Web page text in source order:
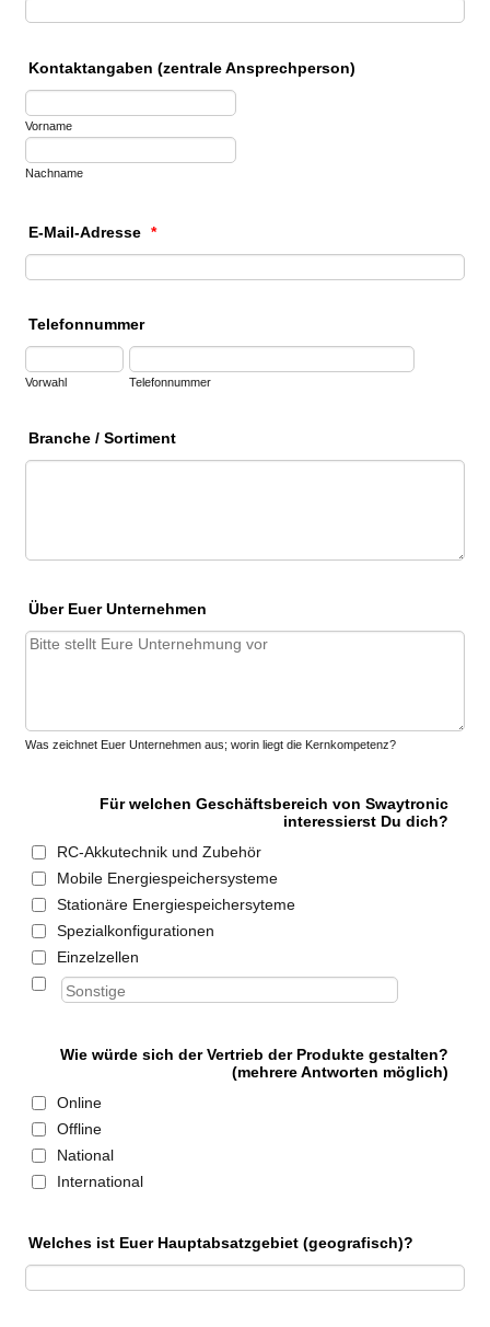
Kontaktangaben (zentrale Ansprechperson)
Vorname
Nachname
E-Mail-Adresse *
Telefonnummer
Vorwahl Telefonnummer
Branche / Sortiment
Über Euer Unternehmen
Was zeichnet Euer Unternehmen aus; worin liegt die Kernkompetenz?
Für welchen Geschäftsbereich von Swaytronic
interessierst Du dich?
RC-Akkutechnik und Zubehör
Mobile Energiespeichersysteme
Stationäre Energiespeichersyteme
Spezialkonfigurationen
Einzelzellen
Wie würde sich der Vertrieb der Produkte gestalten?
(mehrere Antworten möglich)
Online
Offline
National
International
Welches ist Euer Hauptabsatzgebiet (geografisch)?